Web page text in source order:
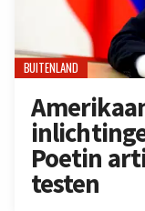
BUITENLAND
Poetin
testen